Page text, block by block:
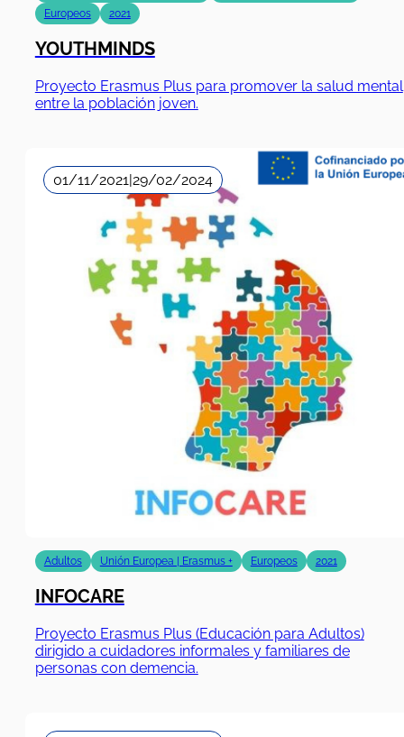
Europeos
2021
YOUTHMINDS
Proyecto Erasmus Plus para promover la salud mental
entre la población joven.
01/11/2021 29/02/2024
Adultos Unión Europea | Erasmus + Europeos 2021
INFOCARE
Proyecto Erasmus Plus (Educación para Adultos)
dirigido a cuidadores informales y familiares de
personas con demencia.